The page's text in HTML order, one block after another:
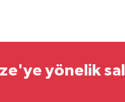
yönelik